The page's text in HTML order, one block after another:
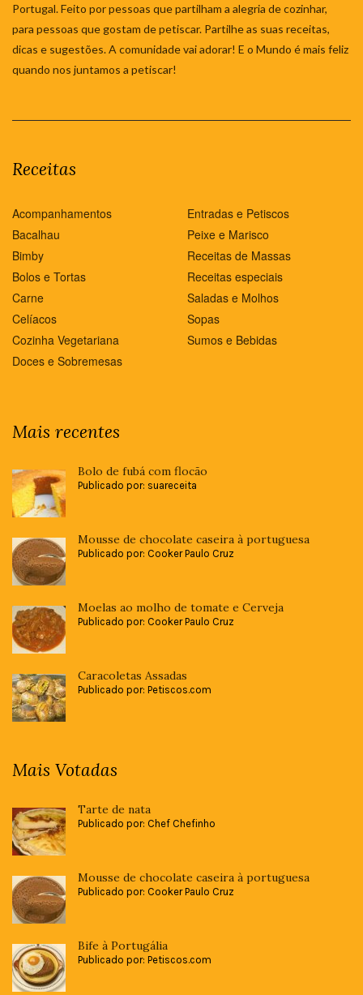
Portugal. Feito por pessoas que partilham a alegria de cozinhar,
para pessoas que gostam de petiscar. Partilhe as suas receitas,
dicas e sugestões. A comunidade vai adorar! E o Mundo é mais feliz
quando nos juntamos a petiscar!
Receitas
Acompanhamentos
Bacalhau
Bimby
Bolos e Tortas
Carne
Celíacos
Cozinha Vegetariana
Doces e Sobremesas
Entradas e Petiscos
Peixe e Marisco
Receitas de Massas
Receitas especiais
Saladas e Molhos
Sopas
Sumos e Bebidas
Mais recentes
Bolo de fubá com flocão
Publicado por: suareceita
Mousse de chocolate caseira à portuguesa
Publicado por: Cooker Paulo Cruz
Moelas ao molho de tomate e Cerveja
Publicado por: Cooker Paulo Cruz
Caracoletas Assadas
Publicado por: Petiscos.com
Mais Votadas
Tarte de nata
Publicado por: Chef Chefinho
Mousse de chocolate caseira à portuguesa
Publicado por: Cooker Paulo Cruz
Bife à Portugália
Publicado por: Petiscos.com